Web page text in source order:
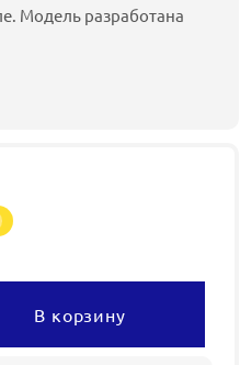
Модель разработана
В корзину